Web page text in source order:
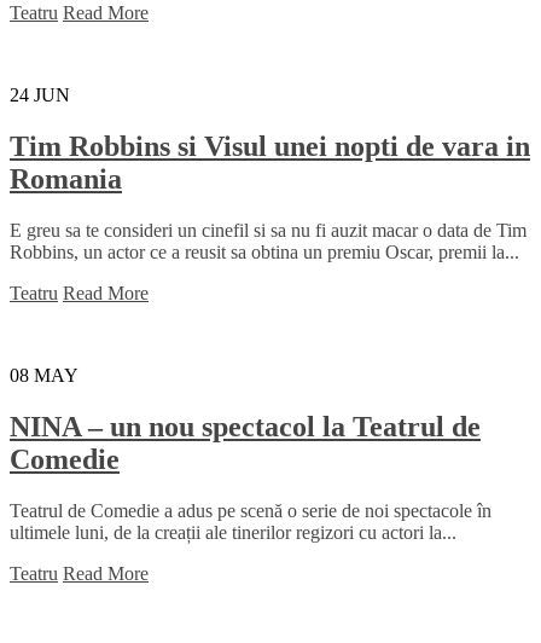
Teatru Read More
24 JUN
Tim Robbins si Visul unei nopti de vara in
Romania
E greu sa te consideri un cinefil si sa nu fi auzit macar o data de Tim
Robbins, un actor ce a reusit sa obtina un premiu Oscar, premii la...
Teatru Read More
08 MAY
NINA – un nou spectacol la Teatrul de
Comedie
Teatrul de Comedie a adus pe scenă o serie de noi spectacole în
ultimele luni, de la creații ale tinerilor regizori cu actori la...
Teatru Read More